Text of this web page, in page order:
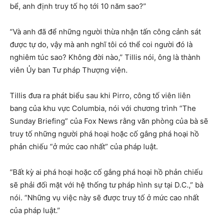
bể, anh định truy tố họ tới 10 năm sao?”
“Và anh đã để những người thừa nhận tấn công cảnh sát
được tự do, vậy mà anh nghĩ tôi có thể coi người đó là
nghiêm túc sao? Không đời nào,” Tillis nói, ông là thành
viên Ủy ban Tư pháp Thượng viện.
Tillis đưa ra phát biểu sau khi Pirro, công tố viên liên
bang của khu vực Columbia, nói với chương trình “The
Sunday Briefing” của Fox News rằng văn phòng của bà sẽ
truy tố những người phá hoại hoặc cố gắng phá hoại hồ
phản chiếu “ở mức cao nhất” của pháp luật.
“Bất kỳ ai phá hoại hoặc cố gắng phá hoại hồ phản chiếu
sẽ phải đối mặt với hệ thống tư pháp hình sự tại D.C.,” bà
nói. “Những vụ việc này sẽ được truy tố ở mức cao nhất
của pháp luật.”